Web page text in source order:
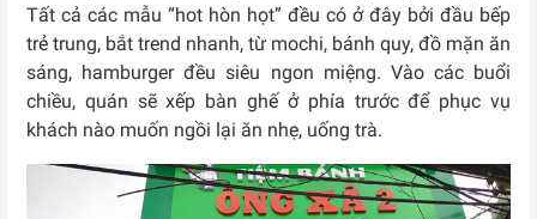
Tất cả các mẫu “hot hòn họt” đều có ở đây bởi đầu bếp
trẻ trung, bắt trend nhanh, từ mochi, bánh quy, đồ mặn ăn
sáng, hamburger đều siêu ngon miệng. Vào các buổi
chiều, quán sẽ xếp bàn ghế ở phía trước để phục vụ
khách nào muốn ngồi lại ăn nhẹ, uống trà.